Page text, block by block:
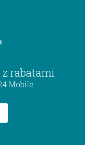
z rabatami
Mobile